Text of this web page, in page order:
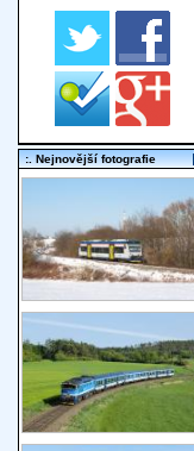
:. Nejnovější fotografie